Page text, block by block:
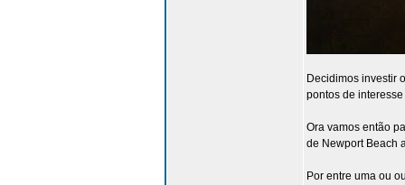
Decidimos investir
pontos de
Ora vamos então
de Newport Beach
Por entre uma ou